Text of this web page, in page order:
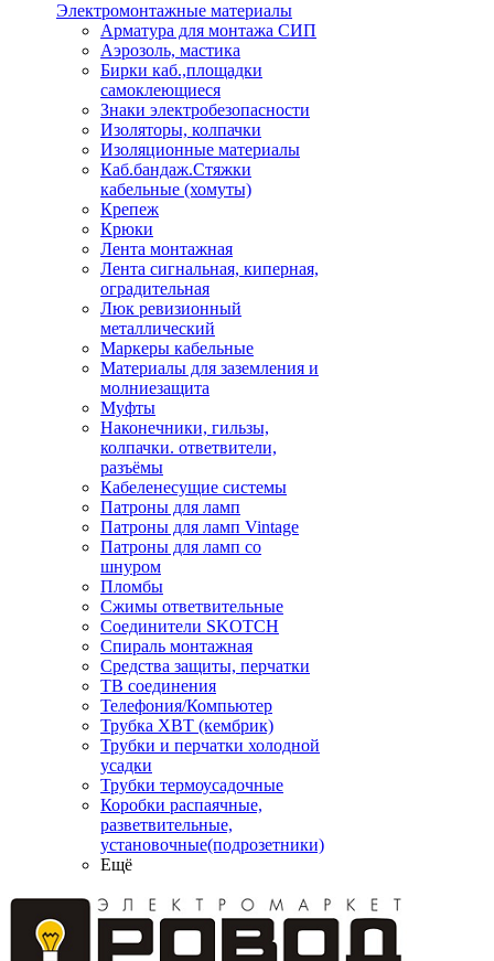
Электромонтажные материалы
Арматура для монтажа СИП
Аэрозоль, мастика
Бирки каб.,площадки
самоклеющиеся
Знаки электробезопасности
Изоляторы, колпачки
Изоляционные материалы
Каб.бандаж.Стяжки
кабельные (хомуты)
Крепеж
Крюки
Лента монтажная
Лента сигнальная, киперная,
оградительная
Люк ревизионный
металлический
Маркеры кабельные
Материалы для заземления и
молниезащита
Муфты
Наконечники, гильзы,
колпачки. ответвители,
разъёмы
Кабеленесущие системы
Патроны для ламп
Патроны для ламп Vintage
Патроны для ламп со
шнуром
Пломбы
Сжимы ответвительные
Соединители SKOTCH
Спираль монтажная
Средства защиты, перчатки
ТВ соединения
Телефония/Компьютер
Трубка ХВТ (кембрик)
Трубки и перчатки холодной
усадки
Трубки термоусадочные
Коробки распаячные,
разветвительные,
установочные(подрозетники)
Ещё